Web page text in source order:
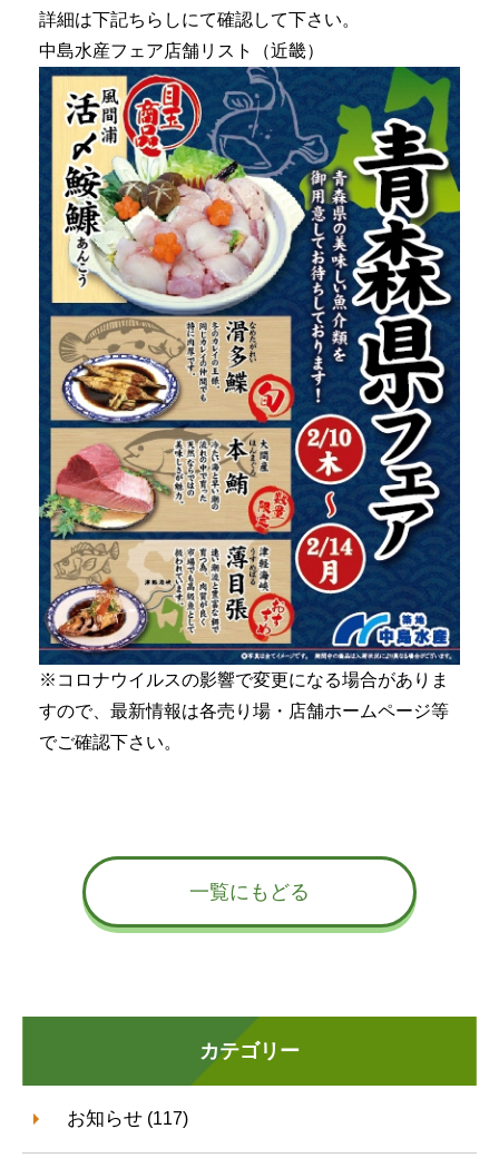
詳細は下記ちらしにて確認して下さい。
中島水産フェア店舗リスト（近畿）
※コロナウイルスの影響で変更になる場合がありま
すので、最新情報は各売り場・店舗ホームページ等
でご確認下さい。
一覧にもどる
カテゴリー
お知らせ (117)